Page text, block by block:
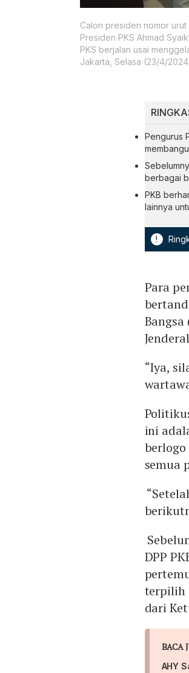
Calon presiden nomor
Presiden PKS Ahmad
PKS berjalan usai
Jakarta, Selasa (23/4/
Pengurus
berbagai
PKB
lainnya
!
Para
Bangsa
“Iya,
ini
semua
DPP
terpilih
dari
BACA
AHY